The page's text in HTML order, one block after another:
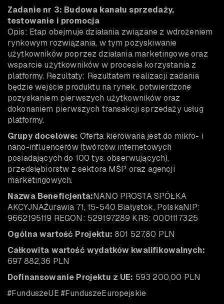
Zadanie nr 3: Budowa kanału sprzedaży,
testowanie i promocja
Opis: Etap obejmuje działania związane z wdrożeniem
rynkowym rozwiązania, w tym pozyskiwanie
użytkowników poprzez działania marketingowe oraz
wsparcie użytkowników w procesie korzystania z
platformy. Rezultaty: Rezultatem realizacji zadania
będzie wejście produktu na rynek, potwierdzone
pozyskaniem pierwszych użytkowników oraz
dokonaniem pierwszych transakcji sprzedaży usług
platformy.
Grupy docelowe: Oferta kierowana jest do mikro- i
nano-influencerów (twórców internetowych
posiadających do 100 tys. obserwujących),
przedsiębiorstw z sektora MŚP oraz agencji
marketingowych.
Nazwa Beneficjenta:NANO PROSTA SPÓŁKA
AKCYJNAŻurawia 71, 15-540 Białystok, PolskaNIP:
9662195119 REGON: 529197289 KRS: 0001117325
Ogólna wartość Projektu: 801 527,80 PLN
Całkowita wartość wydatków kwalifikowalnych:
697 882,36 PLN
Dofinansowanie Projektu z UE: 593 200,00 PLN
#FunduszeUE #FunduszeEuropejskie